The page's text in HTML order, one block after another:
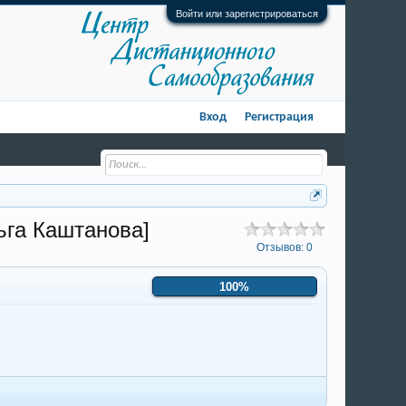
Войти или зарегистрироваться
Отзывов: 0
Каштанова]
100%
Вход Регистрация